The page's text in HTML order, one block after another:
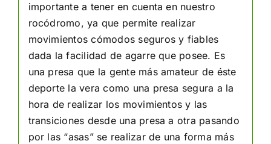
importante a tener en cuenta en nuestro
rocódromo, ya que permite realizar
movimientos cómodos seguros y fiables
dada la facilidad de agarre que posee. Es
una presa que la gente más amateur de éste
deporte la vera como una presa segura a la
hora de realizar los movimientos y las
transiciones desde una presa a otra pasando
por las “asas” se realizar de una forma más